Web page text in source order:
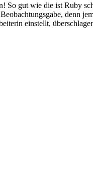
So gut wie die ist Ruby
denn
einstellt,